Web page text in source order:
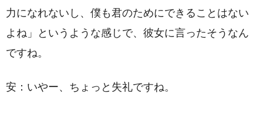
力になれないし、僕も君のためにできることはない
よね」というような感じで、彼女に言ったそうなん
ですね。
安：いやー、ちょっと失礼ですね。